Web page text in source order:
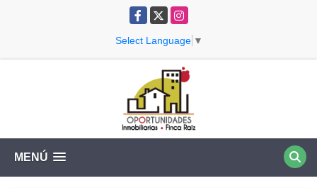
Facebook
X Instagram
Select Language ▼
MENÚ